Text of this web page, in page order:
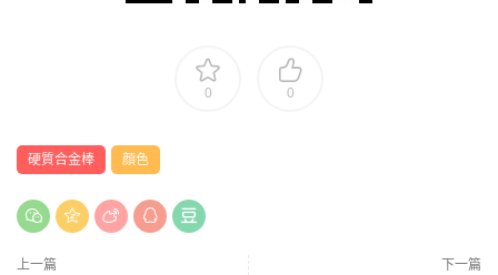
0 0
硬質合金棒 顔色
上一篇 下一篇